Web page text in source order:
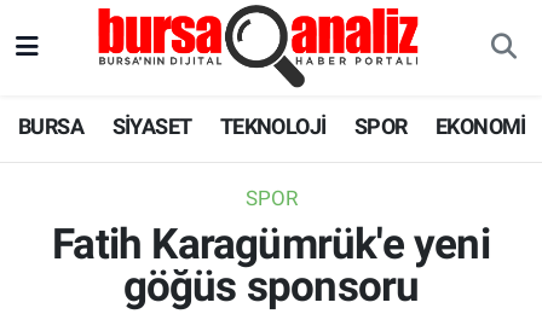
BURSA SİYASET TEKNOLOJİ SPOR EKONOMİ
SPOR
Fatih Karagümrük'e yeni
göğüs sponsoru
Süper Lig Puan Durumu ve Fikstür